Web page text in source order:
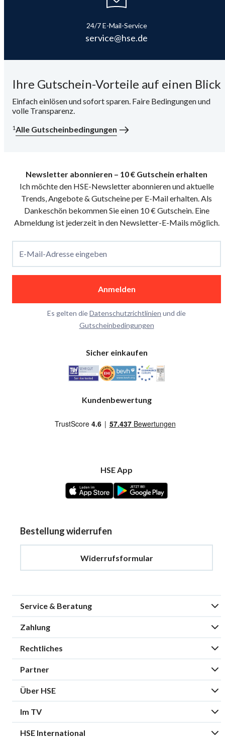
24/7 E-Mail-Service
service@hse.de
Ihre Gutschein-Vorteile auf einen Blick
Einfach einlösen und sofort sparen. Faire Bedingungen und
volle Transparenz.
1Alle Gutscheinbedingungen
Newsletter abonnieren – 10 € Gutschein erhalten
Ich möchte den HSE-Newsletter abonnieren und aktuelle
Trends, Angebote & Gutscheine per E-Mail erhalten. Als
Dankeschön bekommen Sie einen 10 € Gutschein. Eine
Abmeldung ist jederzeit in den Newsletter-E-Mails möglich.
E-Mail-Adresse eingeben
Anmelden
Es gelten dieDatenschutzrichtlinien und die
Gutscheinbedingungen
Sicher einkaufen
Kundenbewertung
HSE App
Bestellung widerrufen
Widerrufsformular
Service & Beratung
Zahlung
Rechtliches
Partner
Über HSE
Im TV
HSE International